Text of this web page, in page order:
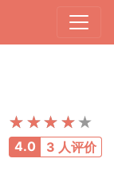
4.0 3 人评价